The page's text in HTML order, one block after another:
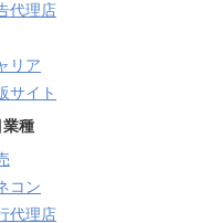
代理店
リア
サイト
業種
コン
代理店